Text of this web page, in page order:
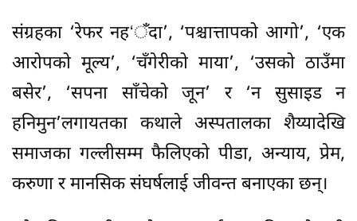
संग्रहका ‘रेफर नह‘ँदा’, ‘पश्चात्तापको आगो’, ‘एक
आरोपको मूल्य’, ‘चँगेरीको माया’, ‘उसको ठाउँमा
बसेर’, ‘सपना साँचेको जून’ र ‘न सुसाइड न
हनिमुन’लगायतका कथाले अस्पतालका शैय्यादेखि
समाजका गल्लीसम्म फैलिएको पीडा, अन्याय, प्रेम,
करुणा र मानसिक संघर्षलाई जीवन्त बनाएका छन्।